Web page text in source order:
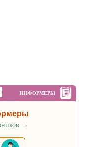
ИНФОРМЕРЫ
→